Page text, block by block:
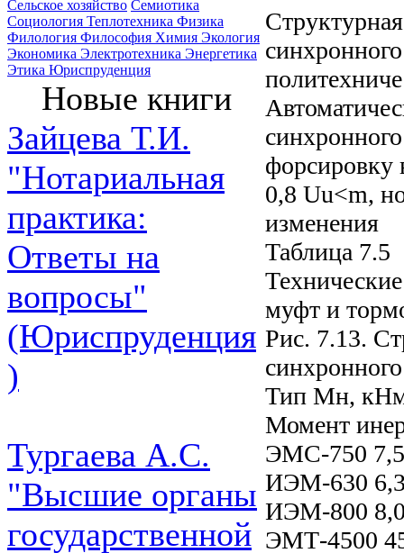
Сельское хозяйство Семиотика
Социология Теплотехника Физика
Филология Философия Химия Экология
Экономика Электротехника Энергетика
Этика Юриспруденция
Новые книги
Зайцева Т.И.
"Нотариальная
практика:
Ответы на
вопросы"
(Юриспруденция
)
Тургаева А.С.
"Высшие органы
государственной
форсировку
0,8 Uu<m,
изменения
Таблица 7.5
муфт и
Рис. 7.13.
Тип Мн, кНм
Момент
ЭМС-750 7,5
ИЭМ-630 6,3
ИЭМ-800 8,0
ЭМТ-4500